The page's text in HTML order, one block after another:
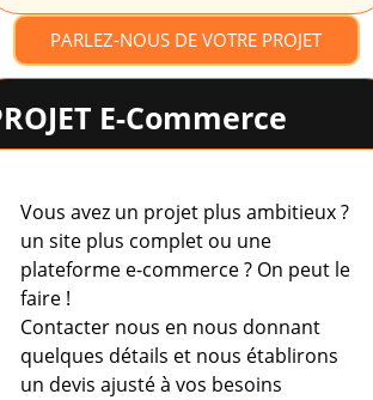
PARLEZ-NOUS DE VOTRE PROJET
E-Commerce
Vous avez un projet plus ambitieux ?
un site plus complet ou une
plateforme e-commerce ? On peut le
faire !
Contacter nous en nous donnant
quelques détails et nous établirons
un devis ajusté à vos besoins